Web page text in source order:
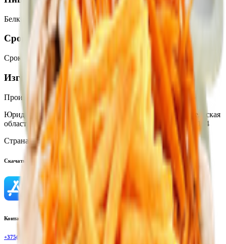
Белки Жиры Углеводы:2Калории 250
Срок годности
Срок годности 150 суток
Изготовитель
Производитель:
ОАО «Туровский молочный комбинат»
Юридический адрес:
247980, Республика Беларусь, Гомельская
область, Житковичский район, г. Туров, ул. Ленинская, 154
Страна производства:
Республика Беларусь
Скачать приложение
Контактный телефон
+375(29)6875999